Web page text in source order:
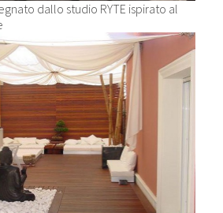
dallo studio RYTE ispirato al